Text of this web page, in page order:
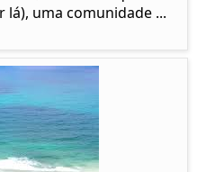
lá), uma comunidade ...